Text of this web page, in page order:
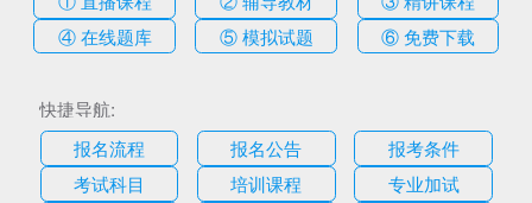
④ 在线题库
⑤ 模拟试题 ⑥ 免费下载
快捷导航:
报名流程
报名公告
报考条件
考试科目
培训课程
专业加试